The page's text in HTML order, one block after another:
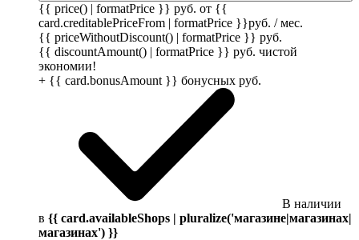
{{ price() | formatPrice }} руб. от {{
card.creditablePriceFrom | formatPrice }}руб. / мес.
{{ priceWithoutDiscount() | formatPrice }} руб.
{{ discountAmount() | formatPrice }} руб. чистой
экономии!
+ {{ card.bonusAmount }} бонусных руб.
В наличии
в {{ card.availableShops | pluralize('магазине|магазинах|
магазинах') }}